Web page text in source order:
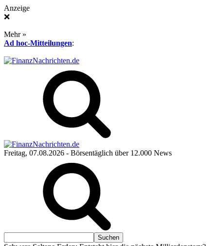
Anzeige
❌
Mehr »
Ad hoc-Mitteilungen:
Freitag, 07.08.2026 - Börsentäglich über 12.000 News